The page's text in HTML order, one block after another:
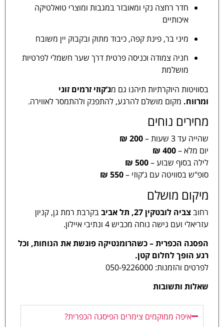
חדר רחצה נקי ומאובזר במגבות ומוצרי טואלטיקה
איכותיים
מיני בר, פינת קפה, כיבוד מתוק ובקבוק יין משובח
חניה צמודה וכניסה פרטית דרך שער חשמלי לפרטיות
מושלמת
בסוויטות היוקרתיות תיהנו גם מג’קוזי זרמים זוגי
ומרווח. מקום מושלם להרגע, להתפנק ולהתמסר לאווירה.
מחירים נוחים
שהייה עד 3 שעות –
200 ₪
יום מלא –400 ₪
לילה בסוף שבוע –500 ₪
סופ"ש בסוויטה עם ג’קוזי –550 ₪
מיקום מושלם
רחובצביה לובטקין 27, תל אביב
בקרבת רמת גן, קניון
עזריאלי ועם גישה נוחה מכביש 4 ונתיבי איילון.
הפסגה הכפרית – כשהרומנטיקה פוגשת את הנוחות, וכל
רגע הופך לחלום קטן.
לפרטים והזמנות: 050-9226000
שאלות ותשובות
איפה ממוקמים צימרים הפיסגה הכפרית?